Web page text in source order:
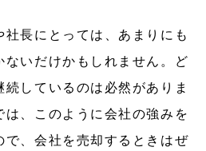
長にとっては、あまりにも
ないだけかもしれません。ど
しているのは必然がありま
は、このように会社の強みを
で、会社を売却するときはぜ